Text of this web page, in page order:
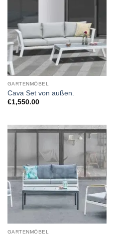
GARTENMÖBEL
Cava Set von außen.
€1,550.00
GARTENMÖBEL